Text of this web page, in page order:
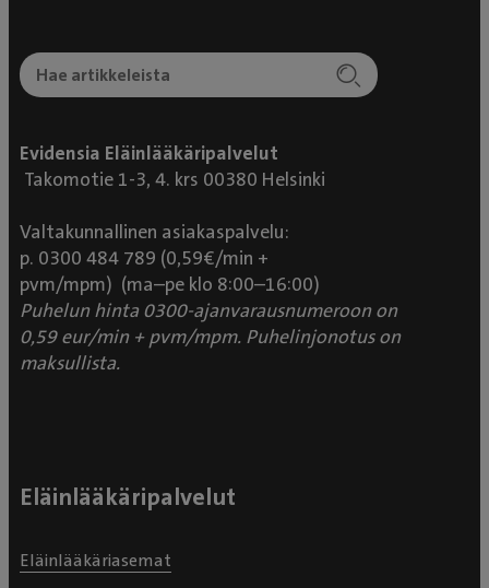
Evidensia Eläinlääkäripalvelut
Takomotie 1-3, 4. krs 00380 Helsinki
Valtakunnallinen asiakaspalvelu:
p. 0300 484 789 (0,59€/min +
pvm/mpm) (ma–pe klo 8:00–16:00)
Puhelun hinta 0300-ajanvarausnumeroon on
0,59 eur/min + pvm/mpm. Puhelinjonotus on
maksullista.
Eläinlääkäripalvelut
Eläinlääkäriasemat